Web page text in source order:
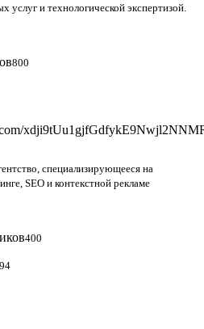
услуг и технологической экспертизой.
800
специализирующееся на
SEO и контекстной рекламе
400